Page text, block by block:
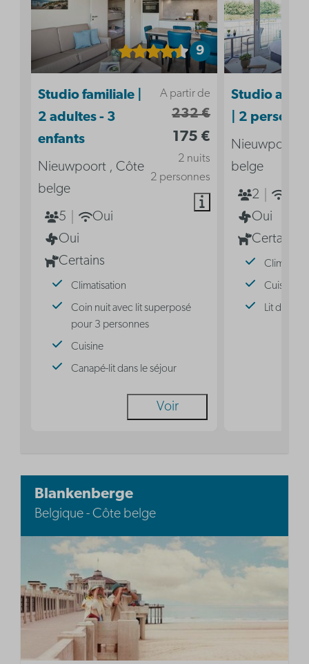
9
A partir de
232 €
175 €
2 nuits
2 personnes
Studio familiale |
2 adultes - 3
enfants
Nieuwpoort , Côte
belge
5
Oui
Oui
Certains
Climatisation
Coin nuit avec lit superposé
pour 3 personnes
Cuisine
Canapé-lit dans le séjour
Voir
Studio
| 2
Nieuwpoort ,
belge
2
Oui
Certains
Cuisine
Lit
Blankenberge
Belgique - Côte belge